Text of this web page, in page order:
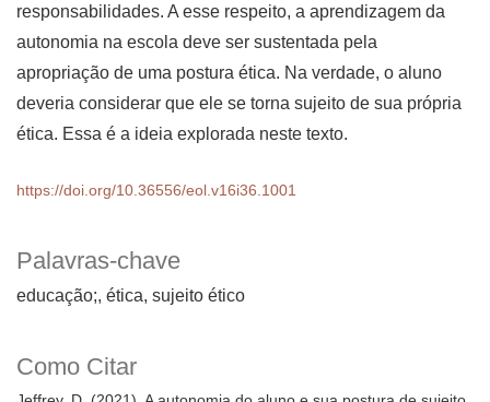
Palavras-chave
educação; ética sujeito ético
Como Citar
responsabilidades. A esse respeito, a aprendizagem da
autonomia na escola deve ser sustentada pela
apropriação de uma postura ética. Na verdade, o aluno
deveria considerar que ele se torna sujeito de sua própria
ética. Essa é a ideia explorada neste texto.
https://doi.org/10.36556/eol.v16i36.1001